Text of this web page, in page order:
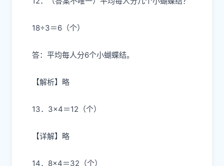
18÷3＝6（个）
答：平均每人分6个小蝴蝶结。
【解析】略
13．3×4＝12（个）
【详解】略
14．8×4＝32（个）